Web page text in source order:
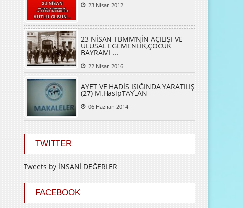
23 NİSAN TBMM’NİN AÇILIŞI VE
ULUSAL EGEMENLİK,ÇOCUK
BAYRAMI ...
AYET VE HADİS IŞIĞINDA YARATILIŞ
(27) M.HasipTAYLAN
TWITTER
Tweets by İNSANİ DEĞERLER
FACEBOOK